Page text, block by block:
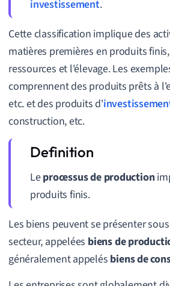
investissement.
Cette classification implique des
matières premières en produits
ressources et l'élevage. Les
comprennent des produits prêts à
etc. et des produits d'
construction, etc.
Leprocessus de production
produits finis.
Les biens peuvent se présenter
secteur, appelées biens de
généralement appelés biens de